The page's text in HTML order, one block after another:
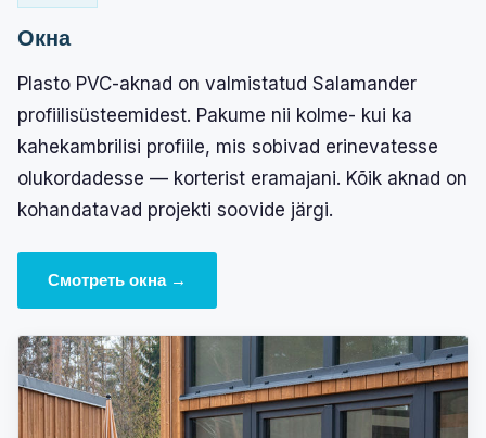
Окна
Plasto PVC-aknad on valmistatud Salamander
profiilisüsteemidest. Pakume nii kolme- kui ka
kahekambrilisi profiile, mis sobivad erinevatesse
olukordadesse — korterist eramajani. Kõik aknad on
kohandatavad projekti soovide järgi.
Смотреть окна →